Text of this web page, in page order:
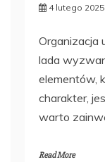
4 lutego 2025
Organizacja
lada
elementów,
charakter,
warto
Read More